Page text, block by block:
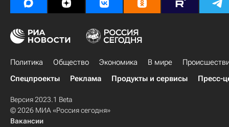
Политика Общество Экономика В мире
Спецпроекты
Реклама Продукты и сервисы Пресс-
Версия 2023.1 Beta
© 2026 МИА «Россия сегодня»
Вакансии